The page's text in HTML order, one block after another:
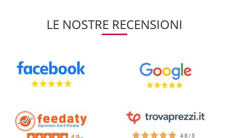
LE NOSTRE RECENSIONI